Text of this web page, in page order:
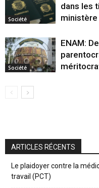
Société
dans les
ministère
Société
ENAM:
ARTICLES RÉCENTS
Le plaidoyer contre la
travail (PCT)